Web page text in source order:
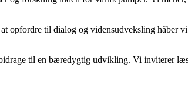
opfordre til dialog og vidensudveksling håber
til en bæredygtig udvikling. Vi inviterer